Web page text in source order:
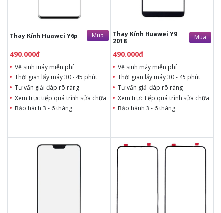
Thay Kính Huawei Y6p Mua
490.000đ
Vệ sinh máy miễn phí
Thời gian lấy máy 30 - 45 phút
Tư vấn giải đáp rõ ràng
Xem trực tiếp quá trình sửa chữa
Bảo hành 3 - 6 tháng
Bảo hành 12 tháng
Thay Kính Huawei Y9
2018
Mua
490.000đ
Vệ sinh máy miễn phí
Thời gian lấy máy 30 - 45 phút
Tư vấn giải đáp rõ ràng
Xem trực tiếp quá trình sửa chữa
Bảo hành 3 - 6 tháng
Bảo hành 12 tháng
490.000đ
Xem trực tiếp quá trình